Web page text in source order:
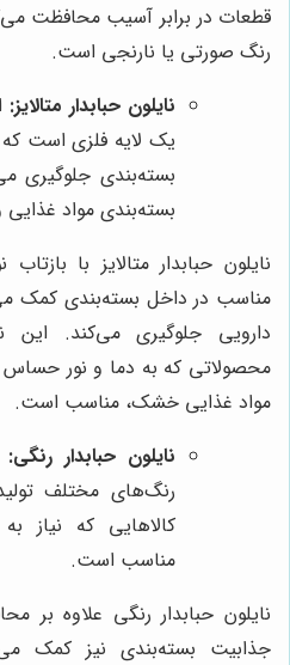
قطعات در برابر آسیب محافظت
رنگ صورتی یا نارنجی است.
نایلون حبابدار متالایز:
یک لایه فلزی است که
بسته‌بندی جلوگیری
بسته‌بندی مواد
نایلون حبابدار متالایز با
مناسب در داخل بسته‌بندی کمک
دارویی جلوگیری می‌کند. این
محصولاتی که به دما و نور حساس
مواد غذایی خشک، مناسب است.
نایلون حبابدار رنگی:
رنگ‌های مختلف
کالاهایی که نیاز
مناسب است.
نایلون حبابدار رنگی علاوه بر
جذابیت بسته‌بندی نیز کمک